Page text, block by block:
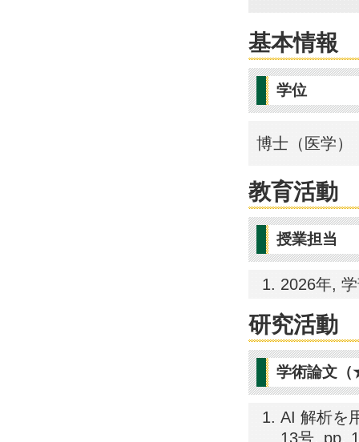
基本情報
学位
博士（医学
教育活動
授業担当
2026年,
研究活動
学術論文
AI 解析を
13号, pp.